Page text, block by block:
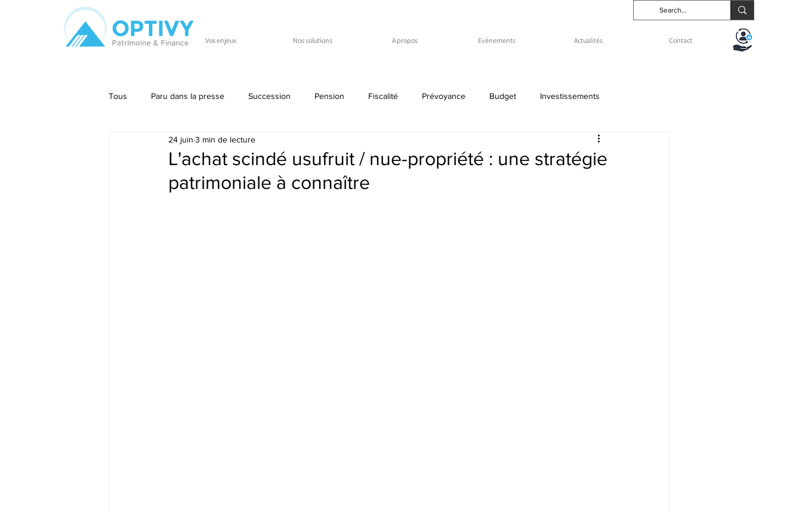
Vos enjeux Nos solutions A propos Evénements Actualités Contact
Tous Paru dans la presse Succession Pension Fiscalité Prévoyance Budget Investissements
Entreprise Divers usufruit
L'achat scindé usufruit / nue-propriété : une stratégie
patrimoniale à connaître
24 juin 3 min de lecture